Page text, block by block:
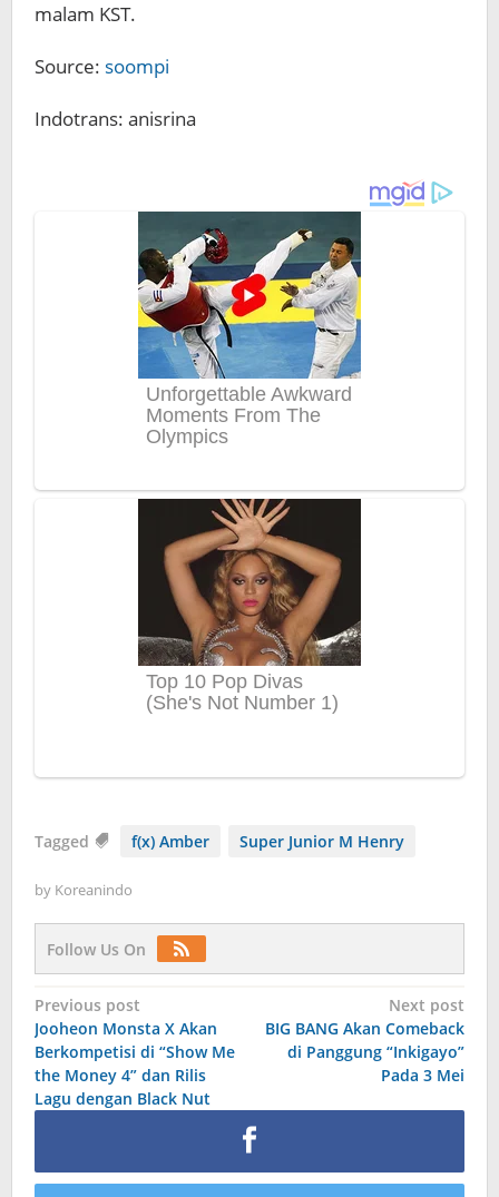
malam KST.
Source: soompi
Indotrans: anisrina
Tagged f(x) Amber Super Junior M Henry
by Koreanindo
Follow Us On
Post
navigation
Previous post
Jooheon Monsta X Akan
Berkompetisi di “Show Me
the Money 4” dan Rilis
Lagu dengan Black Nut
Next post
BIG BANG Akan Comeback
di Panggung “Inkigayo”
Pada 3 Mei